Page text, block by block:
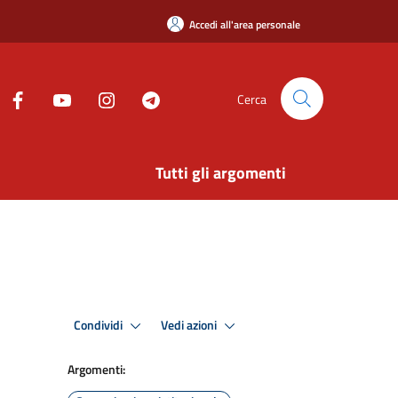
Accedi all'area personale
Cerca
Tutti gli argomenti
Condividi Vedi azioni
Argomenti: